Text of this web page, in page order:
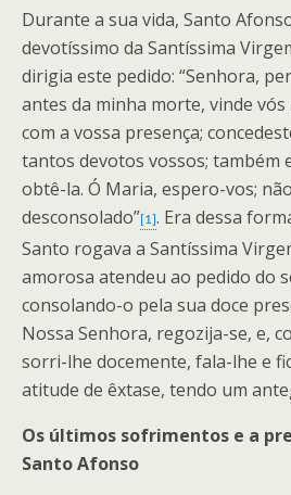
Durante a sua vida, Santo
devotíssimo da Santíssima
dirigia este pedido: “Senhora,
antes da minha morte, vinde
com a vossa presença;
tantos devotos vossos; também
obtê-la. Ó Maria, espero-vos;
desconsolado”[1]. Era dessa
Santo rogava a Santíssima
amorosa atendeu ao pedido do
consolando-o pela sua doce
Nossa Senhora, regozija-se, e,
sorri-lhe docemente, fala-lhe e
atitude de êxtase, tendo um
Os últimos sofrimentos e a
Santo Afonso